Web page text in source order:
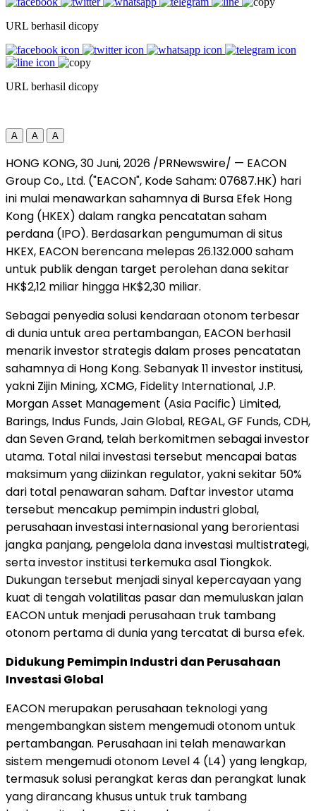
URL berhasil dicopy
URL berhasil dicopy
A A A
HONG KONG,30 Juni, 2026 /PRNewswire/ — EACON
Group Co., Ltd. ("EACON", Kode Saham: 07687.HK) hari
ini mulai menawarkan sahamnya di Bursa Efek Hong
Kong (HKEX) dalam rangka pencatatan saham
perdana (IPO). Berdasarkan pengumuman di situs
HKEX, EACON berencana melepas 26.132.000 saham
untuk publik dengan target perolehan dana sekitar
HK$2,12 miliar hingga HK$2,30 miliar.
Sebagai penyedia solusi kendaraan otonom terbesar
di dunia untuk area pertambangan, EACON berhasil
menarik investor strategis dalam proses pencatatan
sahamnya di Hong Kong. Sebanyak 11 investor institusi,
yakni Zijin Mining, XCMG, Fidelity International, J.P.
Morgan Asset Management (Asia Pacific) Limited,
Barings, Indus Funds, Jain Global, REGAL, GF Funds, CDH,
dan Seven Grand, telah berkomitmen sebagai investor
utama. Total nilai investasi tersebut mencapai batas
maksimum yang diizinkan regulator, yakni sekitar 50%
dari total penawaran saham. Daftar investor utama
tersebut mencakup pemimpin industri global,
perusahaan investasi internasional yang berorientasi
jangka panjang, pengelola dana investasi multistrategi,
serta investor institusi terkemuka asal Tiongkok.
Dukungan tersebut menjadi sinyal kepercayaan yang
kuat di tengah volatilitas pasar dan memuluskan jalan
EACON untuk menjadi perusahaan truk tambang
otonom pertama di dunia yang tercatat di bursa efek.
Didukung Pemimpin Industri dan Perusahaan
Investasi Global
EACON merupakan perusahaan teknologi yang
mengembangkan sistem mengemudi otonom untuk
pertambangan. Perusahaan ini telah menawarkan
sistem mengemudi otonom Level 4 (L4) yang lengkap,
termasuk solusi perangkat keras dan perangkat lunak
yang dirancang khusus untuk truk tambang